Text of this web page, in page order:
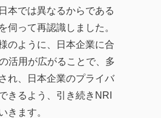
本では異なるからである
伺って再認識しました。
のように、日本企業に合
活用が広がることで、多
れ、日本企業のプライバ
きるよう、引き続きNRI
きます。